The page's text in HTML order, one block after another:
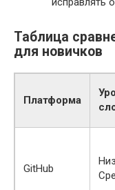
Таблица
для новичков
Платформа
GitHub